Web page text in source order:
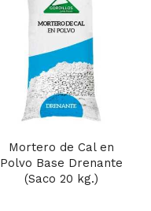
Mortero de Cal en
Polvo Base Drenante
(Saco 20 kg.)